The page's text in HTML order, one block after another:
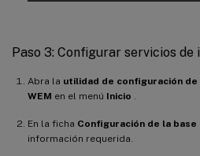
Paso 3: Configurar servicios
Abra la utilidad de configuración
WEM en el menú Inicio .
En la ficha Configuración de la base
información requerida.